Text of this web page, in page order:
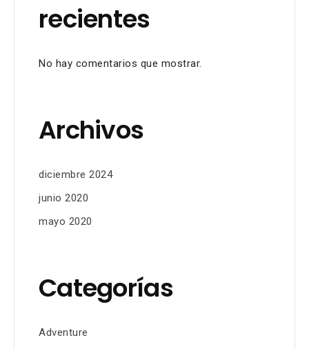
recientes
No hay comentarios que mostrar.
Archivos
diciembre 2024
junio 2020
mayo 2020
Categorías
Adventure